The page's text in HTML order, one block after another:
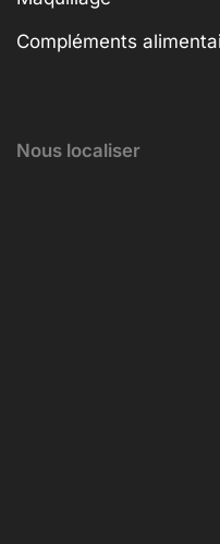
Compléments
Nous localiser